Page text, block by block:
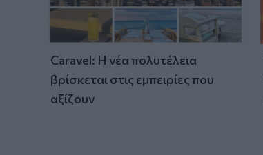
Caravel: Η νέα πολυτέλεια
βρίσκεται στις εμπειρίες που
αξίζουν